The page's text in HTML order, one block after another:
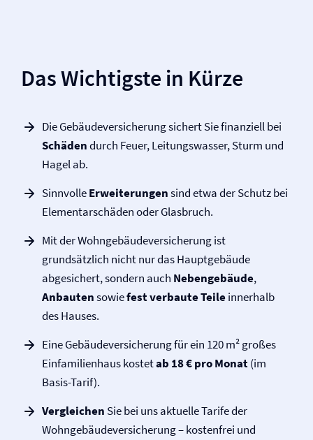
Das Wichtigste in Kürze
Die Gebäude­­versicherung sichert Sie finanziell bei
Schädendurch Feuer, Leitungswasser, Sturm und
Hagel ab.
SinnvolleErweiterungensind etwa der Schutz bei
Elementarschäden oder Glasbruch.
Mit der Wohngebäude­­versicherung ist
grundsätzlich nicht nur das Hauptgebäude
abgesichert, sondern auch Nebengebäude,
Anbautensowiefest verbaute Teileinnerhalb
des Hauses.
Eine Gebäude­versicherung für ein 120 m² großes
Einfamilienhaus kostetab 18 € pro Monat(im
Basis-Tarif).
Vergleichen Sie bei uns aktuelle Tarife der
Wohngebäude­versicherung – kostenfrei und